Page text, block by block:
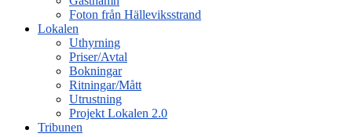
Foton från Hälleviksstrand
Lokalen
Uthyrning
Priser/Avtal
Bokningar
Ritningar/Mått
Utrustning
Projekt Lokalen 2.0
Tribunen